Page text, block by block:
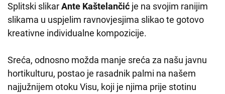
Splitski slikarAnte Kaštelančić je na svojim ranijim
slikama u uspjelim ravnovjesjima slikao te gotovo
kreativne individualne kompozicije.
Sreća, odnosno možda manje sreća za našu javnu
hortikulturu, postao je rasadnik palmi na našem
najjužnijem otoku Visu, koji je njima prije stotinu